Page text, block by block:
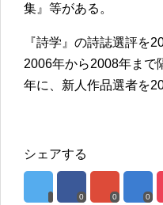
集』等がある。
『詩学』の詩誌選評を
2006年から2008年まで
年に、新人作品選者を
シェアする
0 0 0